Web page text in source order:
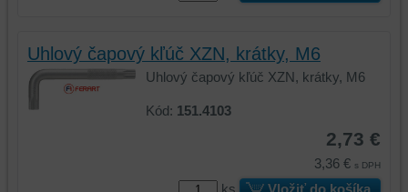
Uhlový čapový kľúč XZN, krátky, M6
Uhlový čapový kľúč XZN, krátky, M6
Kód: 151.4103
2,73 €
3,36 € s DPH
ks Vložiť do košíka